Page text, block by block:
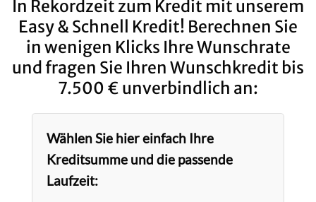
In Rekordzeit zum Kredit mit unserem
Easy & Schnell Kredit! Berechnen Sie
in wenigen Klicks Ihre Wunschrate
und fragen Sie Ihren Wunschkredit bis
7.500 € unverbindlich an:
Wählen Sie hier einfach Ihre
Kreditsumme und die passende
Laufzeit: